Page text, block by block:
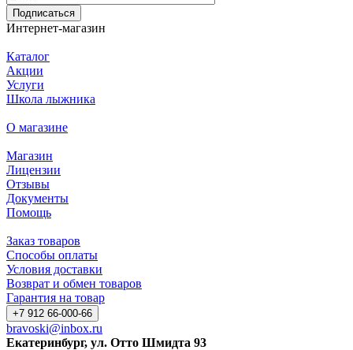
Подписаться
Интернет-магазин
Каталог
Акции
Услуги
Школа лыжника
О магазине
Магазин
Лицензии
Отзывы
Документы
Помощь
Заказ товаров
Способы оплаты
Условия доставки
Возврат и обмен товаров
Гарантия на товар
+7 912 66-000-66
bravoski@inbox.ru
Екатеринбург, ул. Отто Шмидта 93